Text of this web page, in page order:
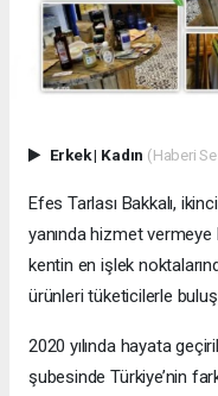
Erkek| Kadın (Haberi
Efes Tarlası Bakkalı,
yanında hizmet vermeye
kentin en işlek
ürünleri tüketicilerle
2020 yılında hayata
şubesinde Türkiye’nin